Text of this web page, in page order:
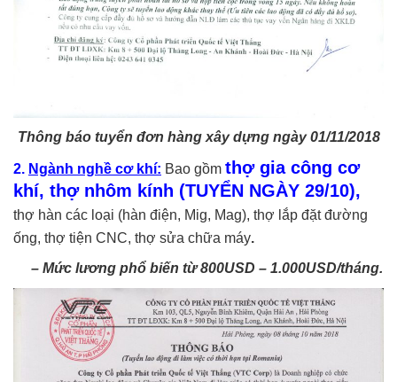
Thông báo tuyển đơn hàng xây dựng ngày 01/11/2018
2. Ngành nghề cơ khí: Bao gồm thợ gia công cơ
khí, thợ nhôm kính (TUYỂN NGÀY 29/10),
thợ hàn các loại (hàn điện, Mig, Mag), thợ lắp đặt đường
ống, thợ tiện CNC, thợ sửa chữa máy.
– Mức lương phổ biến từ 800USD – 1.000USD/tháng.